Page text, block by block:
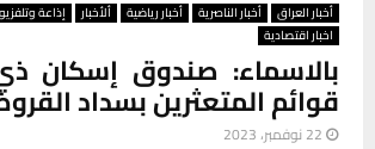
أخبار العراق أخبار الناصرية أخبار رياضية ألأخبار
إذاعة
اخبار اقتصادية
بالاسماء: صندوق إسكان
قوائم المتعثرين بسداد
22 نوفمبر، 2023